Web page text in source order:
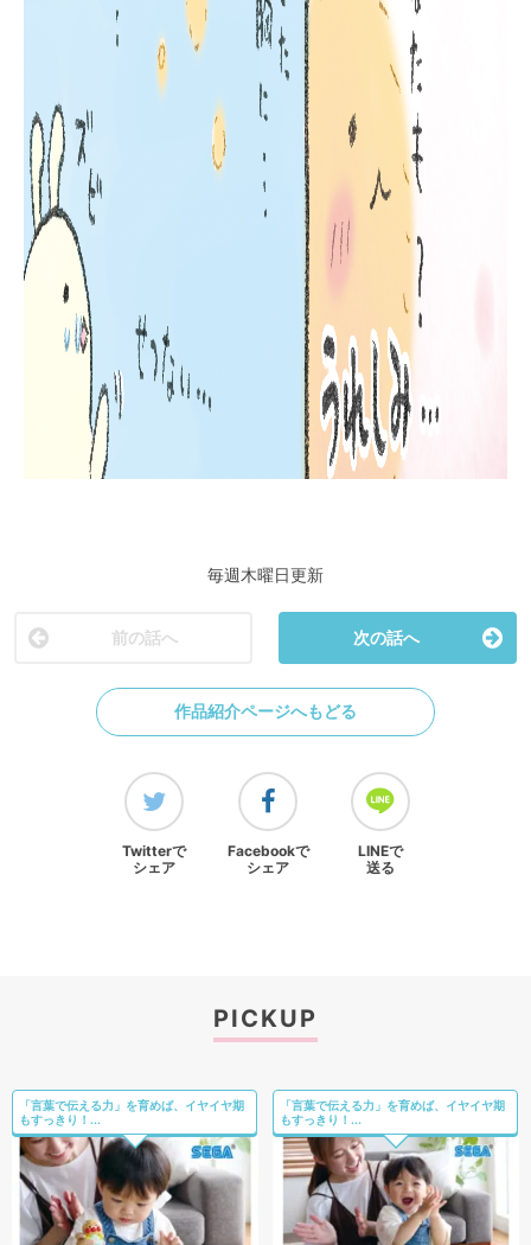
毎週木曜日更新
前の話へ 次の話へ
作品紹介ページへもどる
Twitterで
シェア
Facebookで
シェア
LINEで
送る
PICKUP
「言葉で伝える力」を育めば、イヤイヤ期
もすっきり！...
「言葉で伝える力」を育めば、イヤイヤ期
もすっきり！...